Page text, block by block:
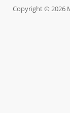
Copyright © 2026